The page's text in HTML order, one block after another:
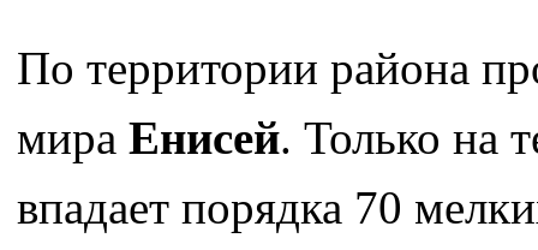
По территории района
мира Енисей. Только на
впадает порядка 70